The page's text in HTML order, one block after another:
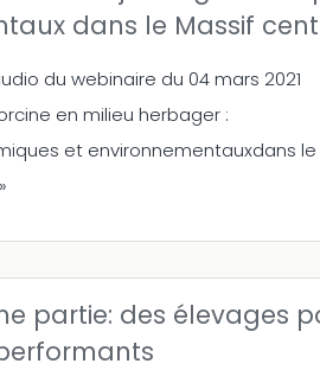
dans le Massif
du webinaire du 04 mars 2021
en milieu herbager :
et environnementauxdans le
partie: des élevages